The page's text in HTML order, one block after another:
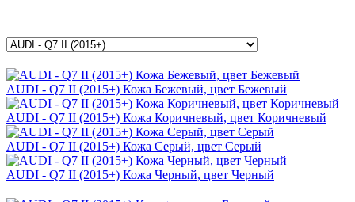
AUDI - Q7 II (2015+) Кожа Бежевый, цвет Бежевый
AUDI - Q7 II (2015+) Кожа Коричневый, цвет Коричневый
AUDI - Q7 II (2015+) Кожа Серый, цвет Серый
AUDI - Q7 II (2015+) Кожа Черный, цвет Черный